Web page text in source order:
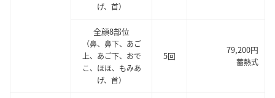
げ、首）
全顔8部位
（鼻、鼻下、あご
上、あご下、おで
こ、ほほ、もみあ
げ、首）
5回
79,200円
蓄熱式